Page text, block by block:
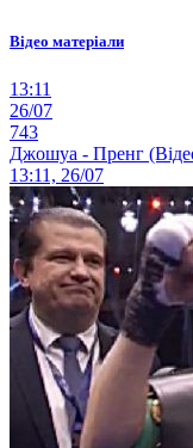
Відео матеріали
13:11
26/07
743
Джошуа - Пренг
13:11, 26/07